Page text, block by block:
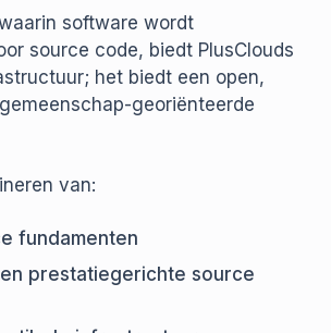
software wordt
source code, biedt PlusClouds
het biedt een open,
georiënteerde
van:
fundamenten
prestatiegerichte source